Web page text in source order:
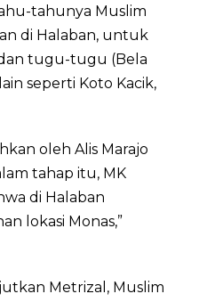
tahunya Muslim
di Halaban, untuk
tugu-tugu (Bela
seperti Koto Kacik,
oleh Alis Marajo
tahap itu, MK
di Halaban
lokasi Monas,”
Metrizal, Muslim